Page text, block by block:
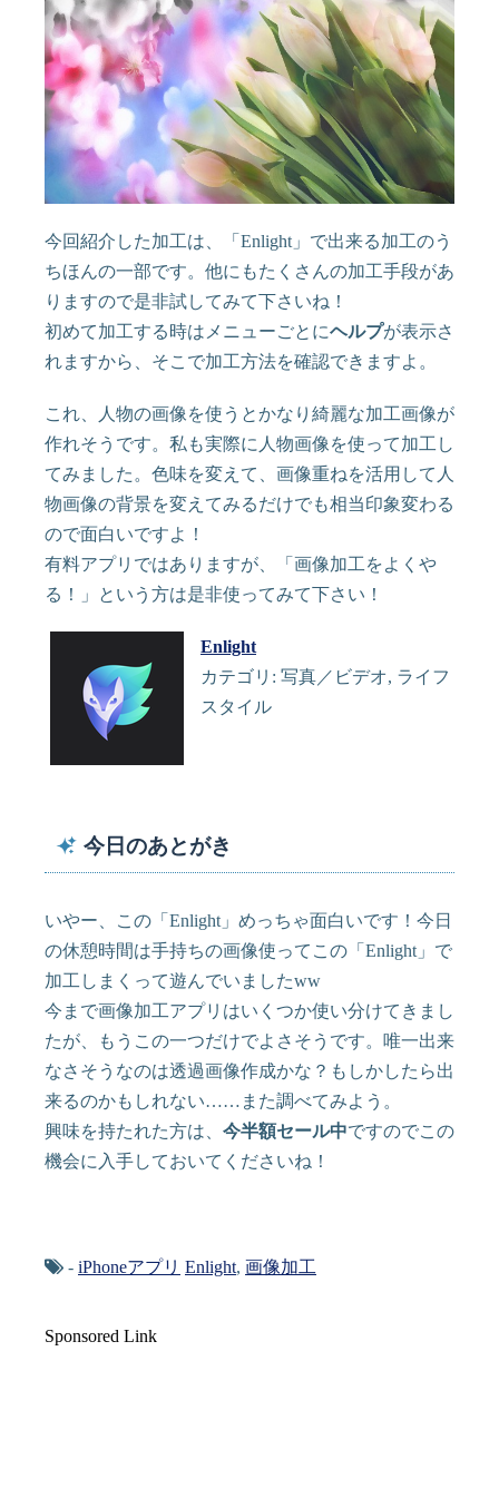
今回紹介した加工は、「Enlight」で出来る加工のう
ちほんの一部です。他にもたくさんの加工手段があ
りますので是非試してみて下さいね！
初めて加工する時はメニューごとにヘルプが表示さ
れますから、そこで加工方法を確認できますよ。
これ、人物の画像を使うとかなり綺麗な加工画像が
作れそうです。私も実際に人物画像を使って加工し
てみました。色味を変えて、画像重ねを活用して人
物画像の背景を変えてみるだけでも相当印象変わる
ので面白いですよ！
有料アプリではありますが、「画像加工をよくや
る！」という方は是非使ってみて下さい！
Enlight
カテゴリ: 写真／ビデオ, ライフ
スタイル
今日のあとがき
いやー、この「Enlight」めっちゃ面白いです！今日
の休憩時間は手持ちの画像使ってこの「Enlight」で
加工しまくって遊んでいましたww
今まで画像加工アプリはいくつか使い分けてきまし
たが、もうこの一つだけでよさそうです。唯一出来
なさそうなのは透過画像作成かな？もしかしたら出
来るのかもしれない……また調べてみよう。
興味を持たれた方は、 今半額セール中ですのでこの
機会に入手しておいてくださいね！
- iPhoneアプリ Enlight, 画像加工
Sponsored Link